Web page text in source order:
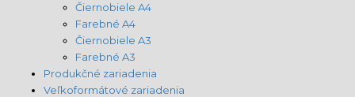
Čiernobiele A4
Farebné A4
Čiernobiele A3
Farebné A3
Produkčné zariadenia
Veľkoformátové zariadenia